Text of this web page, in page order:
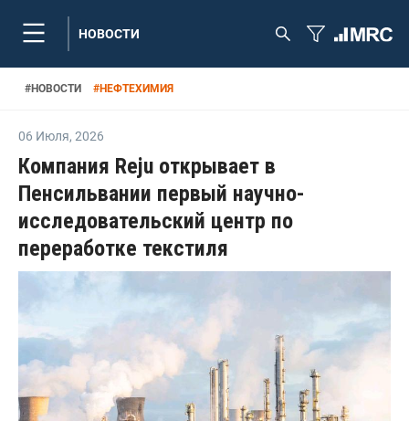
НОВОСТИ
#НОВОСТИ #НЕФТЕХИМИЯ
06 Июля, 2026
Компания Reju открывает в
Пенсильвании первый научно-
исследовательский центр по
переработке текстиля